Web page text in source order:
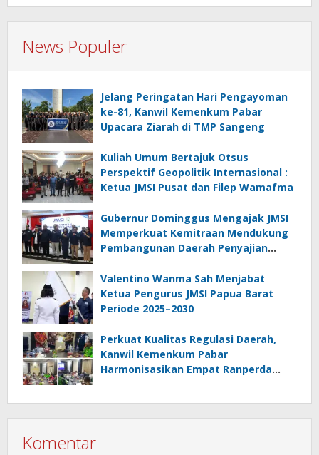
News Populer
Jelang Peringatan Hari Pengayoman
ke-81, Kanwil Kemenkum Pabar
Upacara Ziarah di TMP Sangeng
Kuliah Umum Bertajuk Otsus
Perspektif Geopolitik Internasional :
Ketua JMSI Pusat dan Filep Wamafma
Gubernur Dominggus Mengajak JMSI
Memperkuat Kemitraan Mendukung
Pembangunan Daerah Penyajian
Bertanggungjawab
Valentino Wanma Sah Menjabat
Ketua Pengurus JMSI Papua Barat
Periode 2025–2030
Perkuat Kualitas Regulasi Daerah,
Kanwil Kemenkum Pabar
Harmonisasikan Empat Ranperda
Komentar